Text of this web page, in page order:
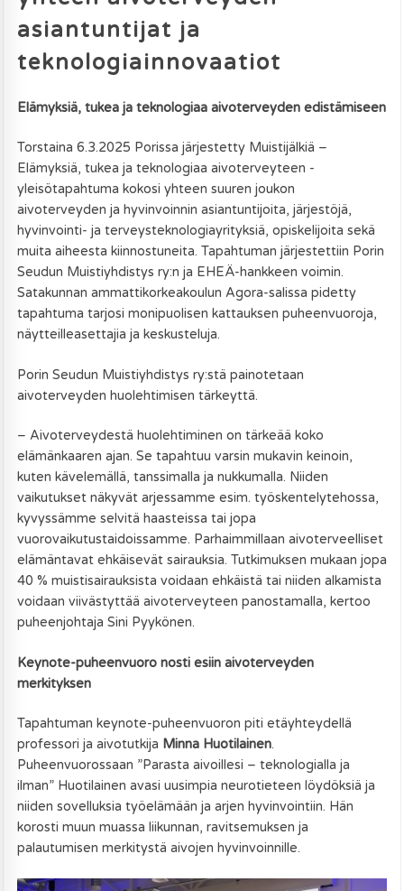
asiantuntijat ja
teknologiainnovaatiot
Elämyksiä, tukea ja teknologiaa aivoterveyden edistämiseen
Torstaina 6.3.2025 Porissa järjestetty Muistijälkiä –
Elämyksiä, tukea ja teknologiaa aivoterveyteen -
yleisötapahtuma kokosi yhteen suuren joukon
aivoterveyden ja hyvinvoinnin asiantuntijoita, järjestöjä,
hyvinvointi- ja terveysteknologiayrityksiä, opiskelijoita sekä
muita aiheesta kiinnostuneita. Tapahtuman järjestettiin Porin
Seudun Muistiyhdistys ry:n ja EHEÄ-hankkeen voimin.
Satakunnan ammattikorkeakoulun Agora-salissa pidetty
tapahtuma tarjosi monipuolisen kattauksen puheenvuoroja,
näytteilleasettajia ja keskusteluja.
Porin Seudun Muistiyhdistys ry:stä painotetaan
aivoterveyden huolehtimisen tärkeyttä.
– Aivoterveydestä huolehtiminen on tärkeää koko
elämänkaaren ajan. Se tapahtuu varsin mukavin keinoin,
kuten kävelemällä, tanssimalla ja nukkumalla. Niiden
vaikutukset näkyvät arjessamme esim. työskentelytehossa,
kyvyssämme selvitä haasteissa tai jopa
vuorovaikutustaidoissamme. Parhaimmillaan aivoterveelliset
elämäntavat ehkäisevät sairauksia. Tutkimuksen mukaan jopa
40 % muistisairauksista voidaan ehkäistä tai niiden alkamista
voidaan viivästyttää aivoterveyteen panostamalla, kertoo
puheenjohtaja Sini Pyykönen.
Keynote-puheenvuoro nosti esiin aivoterveyden
merkityksen
Tapahtuman keynote-puheenvuoron piti etäyhteydellä
professori ja aivotutkija Minna Huotilainen.
Puheenvuorossaan ”Parasta aivoillesi – teknologialla ja
ilman” Huotilainen avasi uusimpia neurotieteen löydöksiä ja
niiden sovelluksia työelämään ja arjen hyvinvointiin. Hän
korosti muun muassa liikunnan, ravitsemuksen ja
palautumisen merkitystä aivojen hyvinvoinnille.